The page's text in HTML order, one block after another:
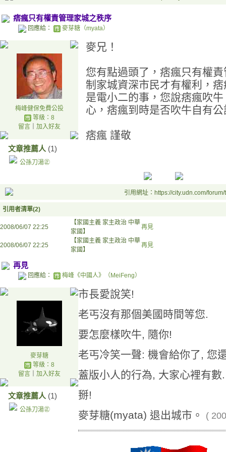
痞瘋只有權責管理家城之秩序
回應給： 麥芽糖（myata）
梅峰健保免費公投
等級：8
留言｜ 加入好友
文章推薦人 (1)
公孫刀湯㊣
麥兄！
您有點過頭了，痞瘋只有權
制家城資深市民才有權利，
是電小二的事，您說痞瘋吹
心，痞瘋到時是否吹牛自有
痞瘋 謹敬
引用網址：https://city.udn.com/
引用者清單(2)
2008/06/07 22:25
【家國主義 家主政治 中華
家國】
再見
2008/06/07 22:25
【家國主義 家主政治 中華
家國】
再見
再見
回應給： 梅峰《中國人》（MeiFeng）
麥芽糖
等級：8
留言｜ 加入好友
文章推薦人 (1)
公孫刀湯㊣
市長愛說笑!
老丐沒有那個美國時間等您.
要怎麼樣吹牛, 隨你!
老丐冷笑一聲: 機會給你了, 您
蓋版小人的行為, 大家心裡有
掰!
麥芽糖(myata) 退出城市。
(